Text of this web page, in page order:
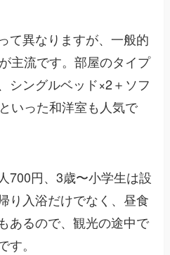
て異なりますが、一般的
主流です。部屋のタイプ
シングルベッド×2＋ソフ
いった和洋室も人気で
700円、3歳〜小学生は設
り入浴だけでなく、昼食
あるので、観光の途中で
。